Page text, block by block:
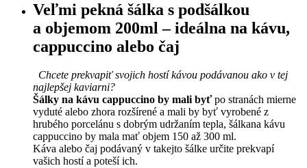
Veľmi pekná šálka s podšálkou
a objemom 200ml – ideálna na kávu,
cappuccino alebo čaj
Chcete prekvapiť svojich hostí kávou podávanou ako v tej
najlepšej kaviarni?
Šálky na kávu cappuccino by mali byťpo stranách mierne
vyduté alebo zhora rozšírené a mali by byť vyrobené z
hrubého porcelánu s dobrým udržaním tepla, šálkana kávu
cappuccino by mala mať objem 150 až 300 ml.
Káva alebo čaj podávaný v takejto šálke určite prekvapí
vašich hostí a poteší ich.